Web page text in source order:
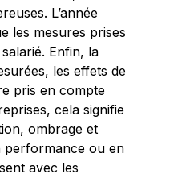
L’année
les mesures prises
Enfin, la
les effets de
pris en compte
cela signifie
ombrage et
performance ou en
avec les